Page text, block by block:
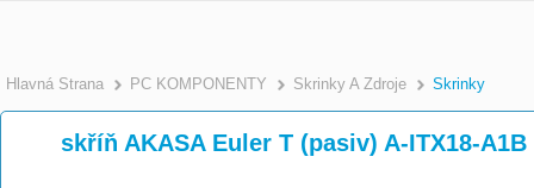
Hlavná Strana PC KOMPONENTY Skrinky A Zdroje Skrinky
skříň AKASA Euler T (pasiv) A-ITX18-A1B